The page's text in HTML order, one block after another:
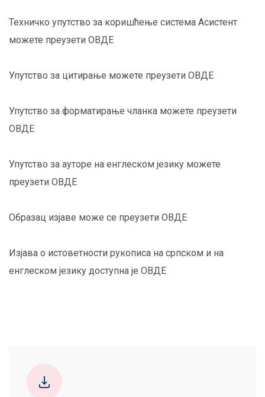
Техничко упутство за коришћење система Асистент
можете преузети ОВДЕ
Упутство за цитирање можете преузети ОВДЕ
Упутство за форматирање чланка можете преузети
ОВДЕ
Упутство за ауторе на енглеском језику можете
преузети ОВДЕ
Образац изјаве може се преузети ОВДЕ
Изјава о истоветности рукописа на српском и на
енглеском језику доступна је ОВДЕ